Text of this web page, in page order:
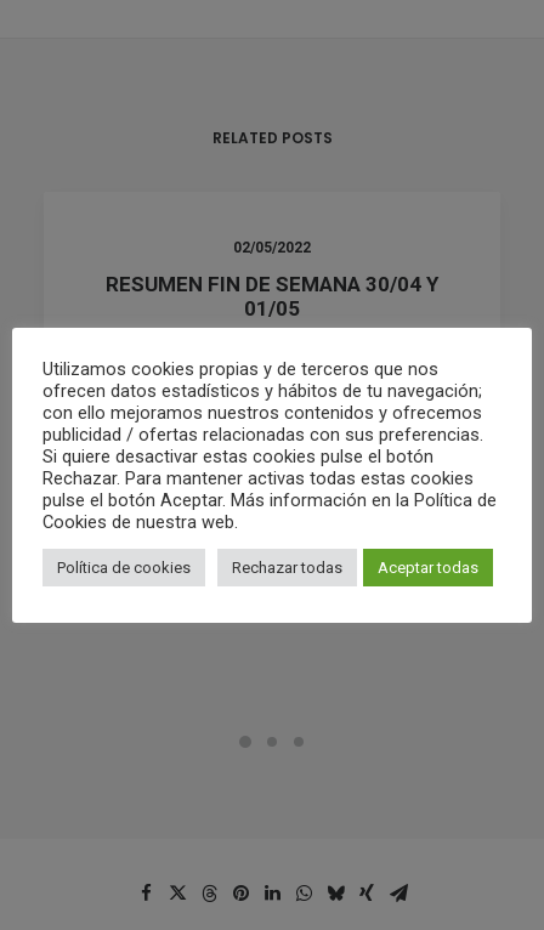
RELATED POSTS
02/05/2022
RESUMEN FIN DE SEMANA 30/04 Y
01/05
by Club Waterpolo Castelló
Utilizamos cookies propias y de terceros que nos
ofrecen datos estadísticos y hábitos de tu navegación;
con ello mejoramos nuestros contenidos y ofrecemos
publicidad / ofertas relacionadas con sus preferencias.
Si quiere desactivar estas cookies pulse el botón
Rechazar. Para mantener activas todas estas cookies
pulse el botón Aceptar. Más información en la Política de
Cookies de nuestra web.
Política de cookies Rechazar todas Aceptar todas